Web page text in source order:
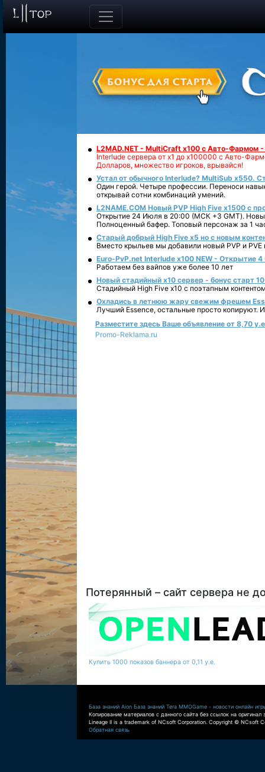
L2MAD.NET - MultiCraft x100 с Авто-Фармом
Interlude сервера от х1 до х100000 с Авто-
Долларов, множество игроков, врывайся!
Устал от обычного Interlude? MultiSub x550.
Один герой. Четыре профессии. Переноси
открывай сотни комбинаций умений.
L2NAME.COM Новый PVP High Five x1500 с
Открытие 24 Июля в 20:00 (МСК +3 GMT).
Полноценный бафер. Топовый персонаж за 1
Старый добрый High Five x5 но с новым
Вместо крыльев мы добавили новый PVP и PVE
Euro-PvP.net Interlude х100 NEW - Открытие 4
Работаем без вайпов уже более 10 лет
Новый стадийный х10 сервер - бонус старт
Стадийный High Five x10 с поэтапным
Охладись в летнюю жару свежим фрешем
Лучший Essence, остальные просто копируют.
Разместите здесь Ваше объявление от 8,70
Promo-Reklama.ru
Потерянный – сайт сервера не
Купить 1000 показов баннера от 0,11 у.е.
База знаний Aion База знаний Tera MMOGame - новости онлайн
Копирование материалов с данного сайта без ссылок на оригинал
Lineage II is a trademark of NCsoft Corporation. Copyright © NCsoft
Обратная связь